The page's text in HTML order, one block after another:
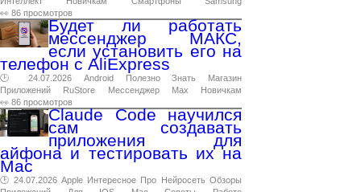
👀 86 просмотров
Будет ли работать
мессенджер МАКС,
если установить его на
телефон с AliExpress
🕑 24.07.2026 Android Полезно Знать
Магазин
Приложений
RuStore Мессенджер Max
Новичкам
👀 86 просмотров
Claude Code научился
сам создавать
приложения для
айфона и тестировать их на
Mac
🕑 24.07.2026 Apple Интересное Про Нейросеть Обзоры